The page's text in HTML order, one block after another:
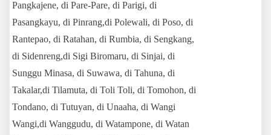
Pangkajene, di Pare-Pare, di Parigi, di
Pasangkayu, di Pinrang,di Polewali, di Poso, di
Rantepao, di Ratahan, di Rumbia, di Sengkang,
di Sidenreng,di Sigi Biromaru, di Sinjai, di
Sunggu Minasa, di Suwawa, di Tahuna, di
Takalar,di Tilamuta, di Toli Toli, di Tomohon, di
Tondano, di Tutuyan, di Unaaha, di Wangi
Wangi,di Wanggudu, di Watampone, di Watan